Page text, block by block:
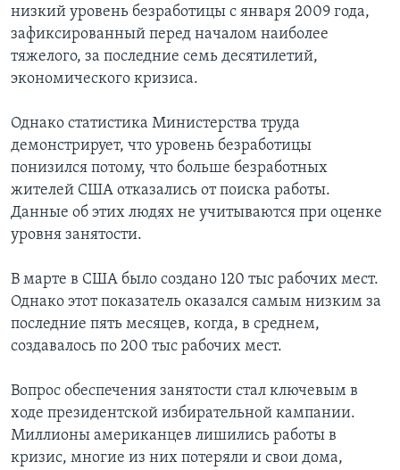
низкий уровень безработицы с января 2009 года,
зафиксированный перед началом наиболее
тяжелого, за последние семь десятилетий,
экономического кризиса.
Однако статистика Министерства труда
демонстрирует, что уровень безработицы
понизился потому, что больше безработных
жителей США отказались от поиска работы.
Данные об этих людях не учитываются при оценке
уровня занятости.
В марте в США было создано 120 тыс рабочих мест.
Однако этот показатель оказался самым низким за
последние пять месяцев, когда, в среднем,
создавалось по 200 тыс рабочих мест.
Вопрос обеспечения занятости стал ключевым в
ходе президентской избирательной кампании.
Миллионы американцев лишились работы в
кризис, многие из них потеряли и свои дома,